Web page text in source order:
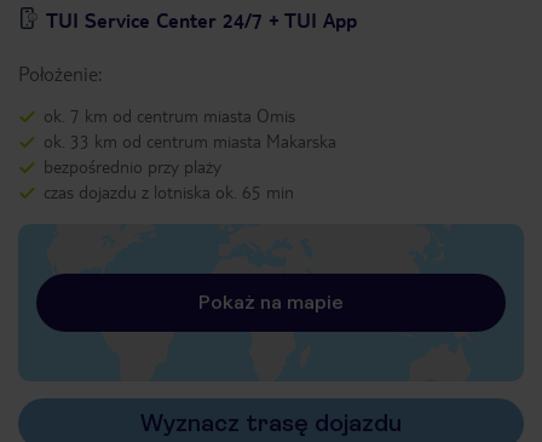
TUI Service Center 24/7 + TUI App
Położenie:
ok. 7 km od centrum miasta Omis
ok. 33 km od centrum miasta Makarska
bezpośrednio przy plaży
czas dojazdu z lotniska ok. 65 min
Pokaż na mapie
Wyznacz trasę dojazdu